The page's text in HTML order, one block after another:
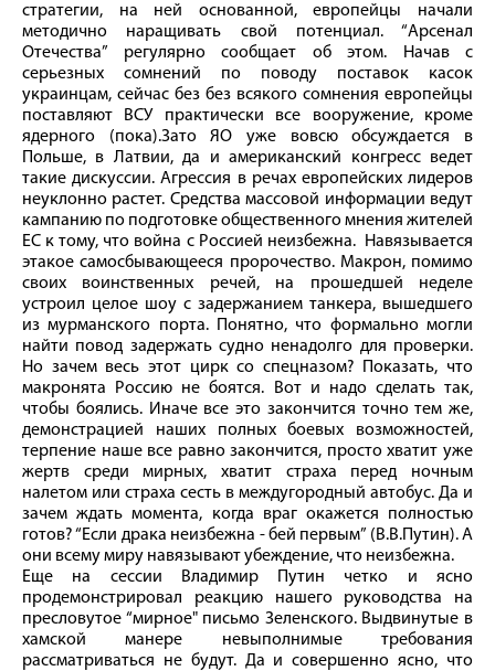
стратегии, на ней основанной, европейцы начали
методично наращивать свой потенциал. “Арсенал
Отечества” регулярно сообщает об этом. Начав с
серьезных сомнений по поводу поставок касок
украинцам, сейчас без без всякого сомнения европейцы
поставляют ВСУ практически все вооружение, кроме
ядерного (пока).Зато ЯО уже вовсю обсуждается в
Польше, в Латвии, да и американский конгресс ведет
такие дискуссии. Агрессия в речах европейских лидеров
неуклонно растет. Средства массовой информации ведут
кампанию по подготовке общественного мнения жителей
ЕС к тому, что война с Россией неизбежна. Навязывается
этакое самосбывающееся пророчество. Макрон, помимо
своих воинственных речей, на прошедшей неделе
устроил целое шоу с задержанием танкера, вышедшего
из мурманского порта. Понятно, что формально могли
найти повод задержать судно ненадолго для проверки.
Но зачем весь этот цирк со спецназом? Показать, что
макронята Россию не боятся. Вот и надо сделать так,
чтобы боялись. Иначе все это закончится точно тем же,
демонстрацией наших полных боевых возможностей,
терпение наше все равно закончится, просто хватит уже
жертв среди мирных, хватит страха перед ночным
налетом или страха сесть в междугородный автобус. Да и
зачем ждать момента, когда враг окажется полностью
готов? “Если драка неизбежна - бей первым” (В.В.Путин). А
они всему миру навязывают убеждение, что неизбежна.
Еще на сессии Владимир Путин четко и ясно
продемонстрировал реакцию нашего руководства на
пресловутое “мирное" письмо Зеленского. Выдвинутые в
хамской манере невыполнимые требования
рассматриваться не будут. Да и совершенно ясно, что